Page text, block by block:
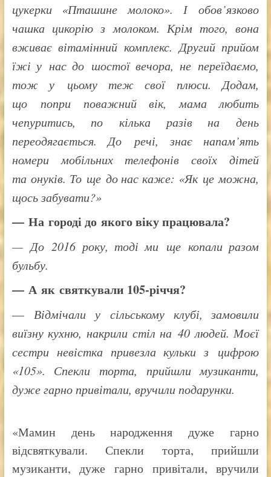
цукерки «Пташине молоко». І обов’язково
чашка цикорію з молоком. Крім того, вона
вживає вітамінний комплекс. Другий прийом
їжі у нас до шостої вечора, не переїдаємо,
тож у цьому теж свої плюси. Додам,
що попри поважний вік, мама любить
чепуритись, по кілька разів на день
переодягається. До речі, знає напам’ять
номери мобільних телефонів своїх дітей
та онуків. То ще до нас каже: «Як це можна,
щось забувати?»
— На городі до якого віку працювала?
— До 2016 року, тоді ми ще копали разом
бульбу.
— А як святкували 105-річчя?
—Відмічали у сільському клубі, замовили
виїзну кухню, накрили стіл на 40 людей. Моєї
сестри невістка привезла кульки з цифрою
«105». Спекли торта, прийшли музиканти,
дуже гарно привітали, вручили подарунки.
«Мамин день народження дуже гарно
відсвяткували. Спекли торта, прийшли
музиканти, дуже гарно привітали, вручили